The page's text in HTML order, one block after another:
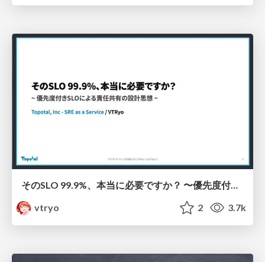
そのSLO 99.9%、本当に必要ですか？ 〜優先度付きSLOによる責任共有の設計思想〜 / Is that 99.9% SLO really necessary? Design philosophy of shared responsibility through prioritized SLOs
vtryo
2 3.7k